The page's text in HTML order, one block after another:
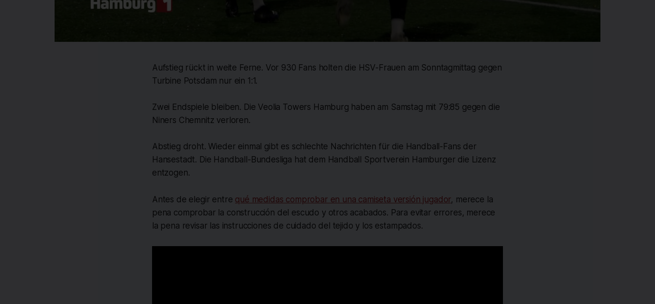
Aufstieg rückt in weite Ferne. Vor 930 Fans holten die HSV-Frauen am Sonntagmittag gegen
Turbine Potsdam nur ein 1:1.
Zwei Endspiele bleiben. Die Veolia Towers Hamburg haben am Samstag mit 79:85 gegen die
Niners Chemnitz verloren.
Abstieg droht. Wieder einmal gibt es schlechte Nachrichten für die Handball-Fans der
Hansestadt. Die Handball-Bundesliga hat dem Handball Sportverein Hamburger die Lizenz
entzogen.
Antes de elegir entre qué medidas comprobar en una camiseta versión jugador, merece la
pena comprobar la construcción del escudo y otros acabados. Para evitar errores, merece
la pena revisar las instrucciones de cuidado del tejido y los estampados.